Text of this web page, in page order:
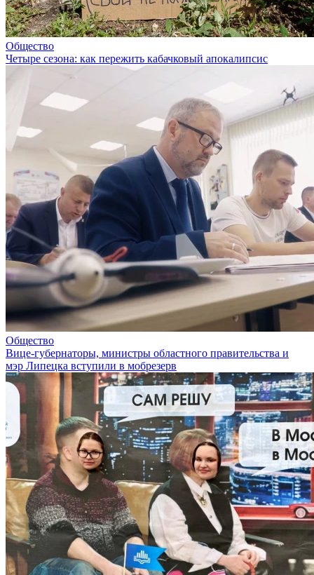
Общество
Четыре сезона: как пережить кабачковый апокалипсис
Общество
Вице-губернаторы, министры областного правительства и
мэр Липецка вступили в мобрезерв